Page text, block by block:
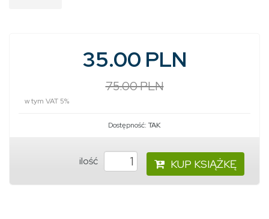
35.00 PLN
75.00 PLN
w tym VAT 5%
Dostępność: TAK
ilość KUP KSIĄŻKĘ